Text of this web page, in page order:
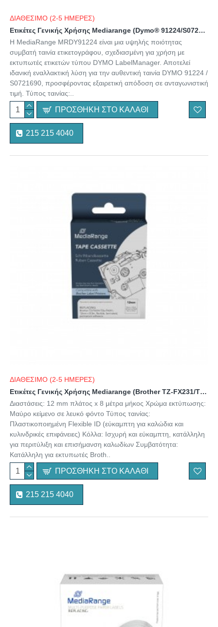
ΔΙΑΘΕΣΙΜΟ (2-5 ΗΜΕΡΕΣ)
Ετικέτες Γενικής Χρήσης Mediarange (Dymo® 91224/S0721690) 12mm, 4m, Laminated and Permanent Adhesive, Black on Green (MRDY91224)
Η MediaRange MRDY91224 είναι μια υψηλής ποιότητας
συμβατή ταινία ετικετογράφου, σχεδιασμένη για χρήση με
εκτυπωτές ετικετών τύπου DYMO LabelManager. Αποτελεί
ιδανική εναλλακτική λύση για την αυθεντική ταινία DYMO 91224 /
S0721690, προσφέροντας εξαιρετική απόδοση σε ανταγωνιστική
τιμή. Τύπος ταινίας:..
ΠΡΟΣΘΉΚΗ ΣΤΟ ΚΑΛΆΘΙ
215 215 4040
ΔΙΑΘΕΣΙΜΟ (2-5 ΗΜΕΡΕΣ)
Ετικέτες Γενικής Χρήσης Mediarange (Brother TZ-FX231/TZe-FX231) 12mm, 8m, Laminated and Permanent Adhesive, Flexible, Black on White (MRBTZFX231)
Διαστάσεις: 12 mm πλάτος x 8 μέτρα μήκος Χρώμα εκτύπωσης:
Μαύρο κείμενο σε λευκό φόντο Τύπος ταινίας:
Πλαστικοποιημένη Flexible ID (εύκαμπτη για καλώδια και
κυλινδρικές επιφάνειες) Κόλλα: Ισχυρή και εύκαμπτη, κατάλληλη
για περιτύλιξη και επισήμανση καλωδίων Συμβατότητα:
Κατάλληλη για εκτυπωτές Broth..
ΠΡΟΣΘΉΚΗ ΣΤΟ ΚΑΛΆΘΙ
215 215 4040